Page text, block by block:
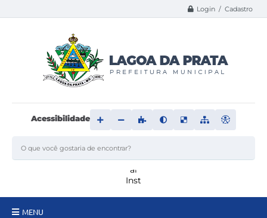
Login / Cadastro
Acessibilidade
MENU